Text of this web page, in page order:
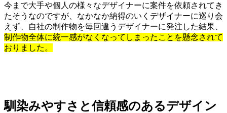
今まで大手や個人の様々なデザイナーに案件を依頼されてき
たそうなのですが、なかなか納得のいくデザイナーに巡り会
えず、自社の制作物を毎回違うデザイナーに発注した結果、
制作物全体に統一感がなくなってしまったことを懸念されて
おりました。
馴染みやすさと信頼感のあるデザイン